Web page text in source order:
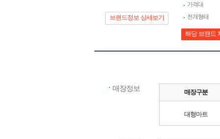
브랜드정보 상세보기
가격대
전개형태
해당 브랜드
매장정보 매장구분
대형마트